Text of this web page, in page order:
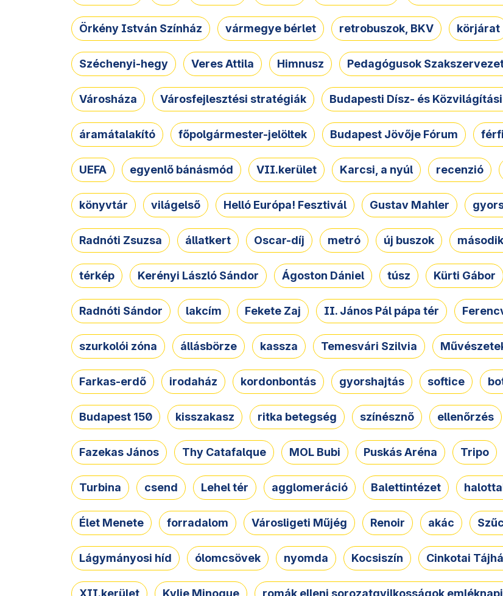
Örkény István Színház vármegye bérlet retrobuszok, BKV körjárat
Széchenyi-hegy Veres Attila Himnusz Pedagógusok
Városháza Városfejlesztési stratégiák Budapesti Dísz- és
áramátalakító főpolgármester-jelöltek Budapest Jövője Fórum
UEFA egyenlő bánásmód VII.kerület Karcsi, a nyúl recenzió
könyvtár világelső Helló Európa! Fesztivál Gustav Mahler
Radnóti Zsuzsa állatkert Oscar-díj metró új buszok
térkép Kerényi László Sándor Ágoston Dániel túsz Kürti Gábor
Radnóti Sándor lakcím Fekete Zaj II. János Pál pápa tér
szurkolói zóna állásbörze kassza Temesvári Szilvia
Farkas-erdő irodaház kordonbontás gyorshajtás softice
Budapest 150 kisszakasz ritka betegség színésznő ellenőrzés
Fazekas János Thy Catafalque MOL Bubi Puskás Aréna Tripo
Turbina csend Lehel tér agglomeráció Balettintézet
Élet Menete forradalom Városligeti Műjég Renoir akác
Lágymányosi híd ólomcsövek nyomda Kocsiszín Cinkotai
XII.kerület Kylie Minogue romák elleni sorozatgyilkosságok